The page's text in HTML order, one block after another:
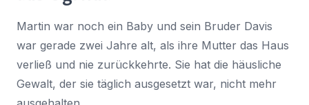
Martin war noch ein Baby und sein Bruder Davis
war gerade zwei Jahre alt, als ihre Mutter das Haus
verließ und nie zurückkehrte. Sie hat die häusliche
Gewalt, der sie täglich ausgesetzt war, nicht mehr